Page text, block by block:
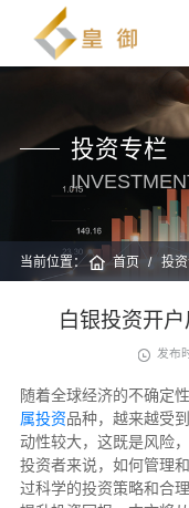
投资专栏
当前位置： 首页 投
白银投资开
发布
随着全球经济的不确定
属投资品种，越来越受
动性较大，这既是风险
投资者来说，如何管理
过科学的投资策略和合